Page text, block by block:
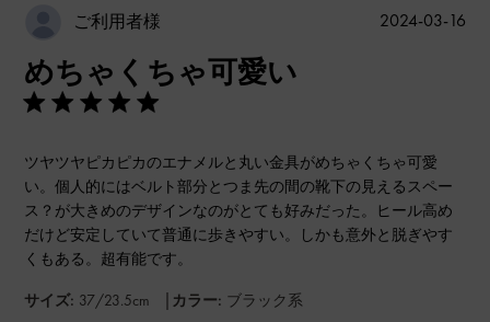
ご利用者様
めちゃくちゃ可愛い
ツヤツヤピカピカのエナメルと丸い金具がめちゃくちゃ可愛
い。個人的にはベルト部分とつま先の間の靴下の見えるスペー
ス？が大きめのデザインなのがとても好みだった。ヒール高め
だけど安定していて普通に歩きやすい。しかも意外と脱ぎやす
くもある。超有能です。
サイズ: 37/23.5cm | カラー: ブラック系
公
2024-03-16